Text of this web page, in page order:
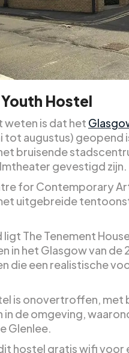
Hostel
weten is dat het
tot augustus) geopend
bruisende
gevestigd zijn.
for Contemporary
uitgebreide
The Tenement
in het Glasgow van de
die een realistische
is onovertroffen, met
de omgeving,
Glenlee.
hostel gratis wifi voor